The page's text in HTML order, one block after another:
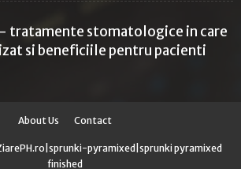
tratamente stomatologice in care
si beneficiile pentru pacienti
About Us Contact
sprunki-pyramixed sprunki pyramixed
finished